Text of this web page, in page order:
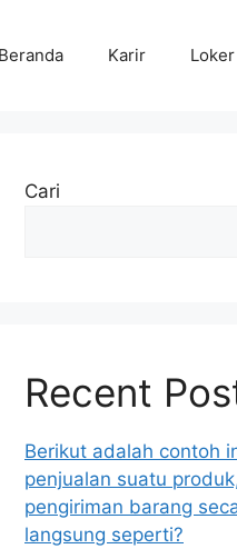
Beranda Karir Loker
Cari
Recent
Berikut adalah contoh
penjualan suatu
pengiriman barang
langsung seperti?